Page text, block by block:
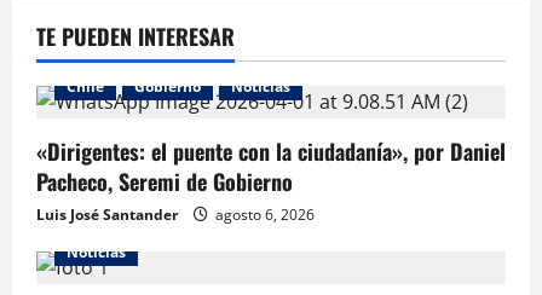
TE PUEDEN INTERESAR
Chile Gobierno Noticias
«Dirigentes: el puente con la ciudadanía», por Daniel
Pacheco, Seremi de Gobierno
Luis José Santander
agosto 6, 2026
Noticias